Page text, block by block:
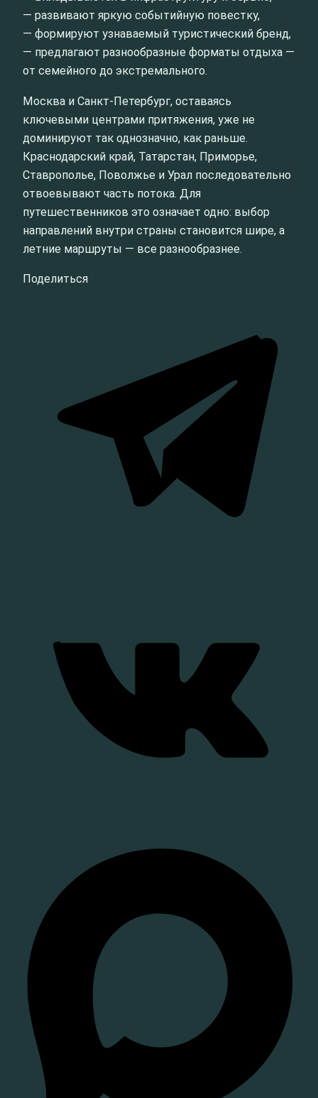
— развивают яркую событийную повестку,
— формируют узнаваемый туристический бренд,
— предлагают разнообразные форматы отдыха —
от семейного до экстремального.
Москва и Санкт‑Петербург, оставаясь
ключевыми центрами притяжения, уже не
доминируют так однозначно, как раньше.
Краснодарский край, Татарстан, Приморье,
Ставрополье, Поволжье и Урал последовательно
отвоевывают часть потока. Для
путешественников это означает одно: выбор
направлений внутри страны становится шире, а
летние маршруты — все разнообразнее.
Поделиться